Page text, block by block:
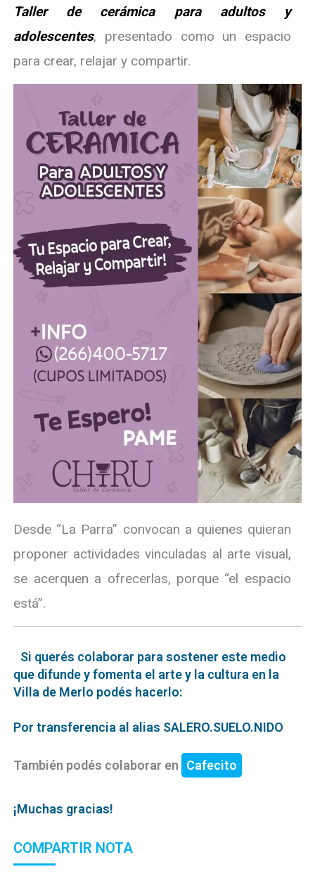
Taller de cerámica para adultos y
adolescentes, presentado como un espacio
para crear, relajar y compartir.
Desde “La Parra” convocan a quienes quieran
proponer actividades vinculadas al arte visual,
se acerquen a ofrecerlas, porque “el espacio
está”.
Si querés colaborar para sostener este medio
que difunde y fomenta el arte y la cultura en la
Villa de Merlo podés hacerlo:
Por transferencia al alias SALERO.SUELO.NIDO
También podés colaborar en Cafecito
¡Muchas gracias!
COMPARTIR NOTA